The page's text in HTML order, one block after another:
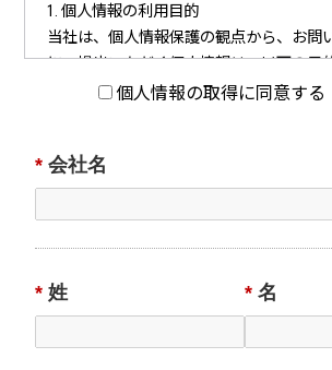
1. 個人情報の利用目的
当社は、個人情報保護の観点から、お問
に、提出いただく個人情報は、以下の目
たします。
（2）当社事業に関してご請求いただいた
するため。
（3）当社自らアンケート調査等を行い
分析などの調査結果を弊社の各種サービ
（4）当社のサービスのご案内・サポート
（5）当社ウェブサイトにおけるお客さ
個人情報の取得に同意する
* 会社名
* 姓 * 名